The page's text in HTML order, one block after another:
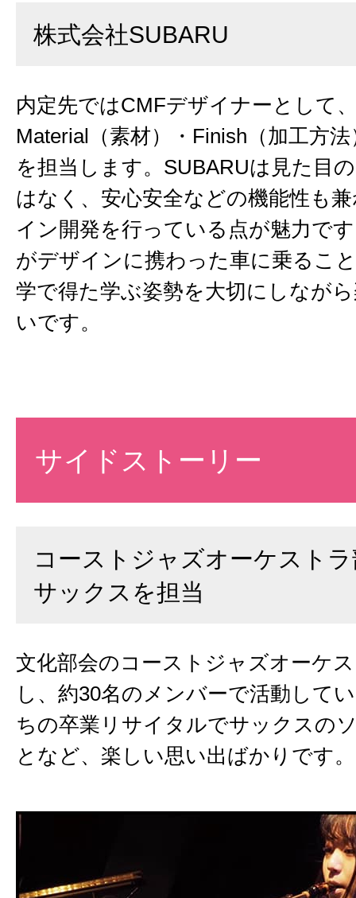
株式会社SUBARU
内定先ではCMFデザイナーとして
Material（素材）・Finish（加工方
を担当します。SUBARUは見た目
はなく、安心安全などの機能性も
イン開発を行っている点が魅力で
がデザインに携わった車に乗るこ
学で得た学ぶ姿勢を大切にしなが
いです。
サイドストーリー
コーストジャズオーケスト
サックスを担当
文化部会のコーストジャズオーケ
し、約30名のメンバーで活動して
ちの卒業リサイタルでサックスの
となど、楽しい思い出ばかりです。